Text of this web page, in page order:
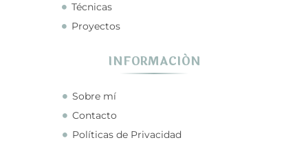
Técnicas
Proyectos
INFORMACIÓN
Sobre mí
Contacto
Políticas de Privacidad